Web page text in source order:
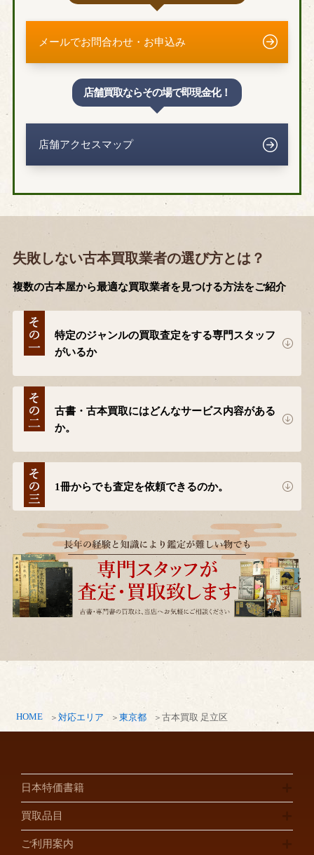
HOME 対応エリア 東京都 古本買取 足立区
メールでお問合わせ・お申込み
店舗買取ならその場で即現金化！
店舗アクセスマップ
失敗しない古本買取業者の選び方とは？
複数の古本屋から最適な買取業者を見つける方法をご紹介
特定のジャンルの買取査定をする専門スタッフ
がいるか
古書・古本買取にはどんなサービス内容がある
か。
1冊からでも査定を依頼できるのか。
日本特価書籍
買取品目
ご利用案内